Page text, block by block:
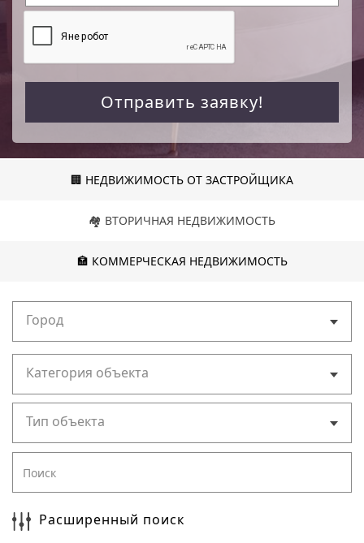
Отправить заявку!
🏢 НЕДВИЖИМОСТЬ ОТ ЗАСТРОЙЩИКА
🏘️ ВТОРИЧНАЯ НЕДВИЖИМОСТЬ
🏣 КОММЕРЧЕСКАЯ НЕДВИЖИМОСТЬ
Город
Категория объекта
Тип объекта
Расширенный поиск